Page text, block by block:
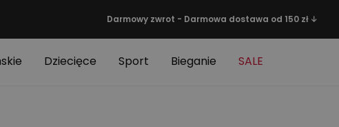
Darmowy zwrot - Darmowa dostawa od 150 zł ↓
Dziecięce Sport Bieganie SALE